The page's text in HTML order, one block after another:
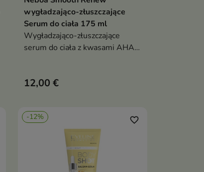
Dodaj do koszyka
wygładzająco-złuszczające
Serum do ciała 175 ml
Wygładzająco-złuszczające
serum do ciała z kwasami AHA,
skórze gładkość oraz zdrowy
12,00 €
-12% favorite_border